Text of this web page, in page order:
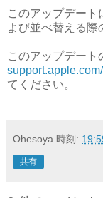
このアップデート
よび並べ替える際
このアップデート
てください。
Ohesoya 時刻:
共有